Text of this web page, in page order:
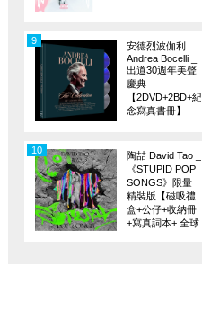
安德烈波伽利
Andrea Bocelli _
出道30週年美聲
慶典
【2DVD+2BD+紀
念寫真書冊】
9
陶喆 David Tao _
《STUPID POP
SONGS》限量
精裝版【磁吸禮
盒+公仔+收納冊
+寫真詞本+ 全球
10